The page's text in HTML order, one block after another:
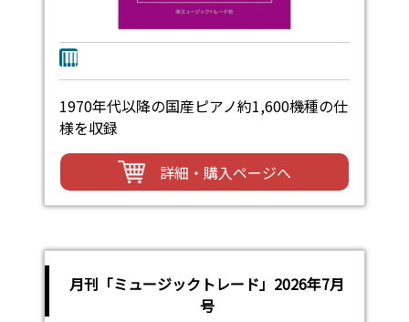
1970年代以降の国産ピアノ約1,600機種の仕
様を収録
詳細・購入ページへ
月刊「ミュージックトレード」2026年7月
号